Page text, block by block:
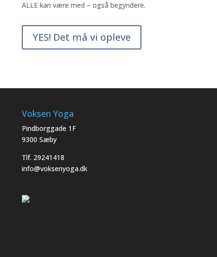
ALLE kan være med – også begyndere.
YES! Det må vi opleve
Voksen Yoga
Pindborggade 1F
9300 Sæby
Tlf. 29241418
info@voksenyoga.dk